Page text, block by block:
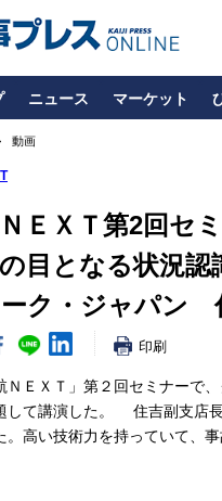
ニュース マーケット
動画
ＥＸＴ第2回セ
の目となる状況
ク・ジャパン
印刷
ＥＸＴ」第２回セミナーで
して講演した。 住吉副支店長
。高い技術力を持っていて、